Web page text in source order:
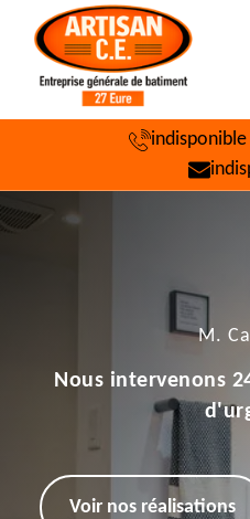
indisponible
M.
Nous intervenons
Voir nos réalisations